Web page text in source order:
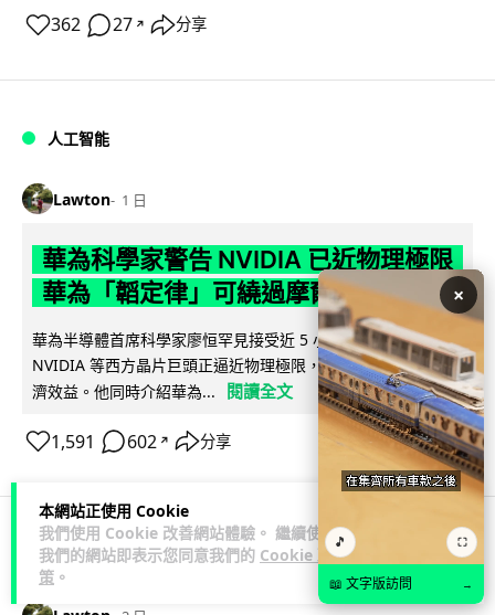
本網站正使用 Cookie
我們使用 Cookie 改善網站體驗。 繼續使用
我們的網站即表示您同意我們的 Cookie 政
策 。
362 27 ↗ 分享
人工智能
Lawton 1 日
華為科學家警告 NVIDIA 已近物理極限
華為「韜定律」可繞過摩爾定律瓶頸
華為半導體首席科學家廖恒罕見接受近 5 小時專訪，警告
NVIDIA 等西方晶片巨頭正逼近物理極限，傳統製程升級已失經
濟效益。他同時介紹華為...
閱讀全文
1,591 602 ↗ 分享
科技娛樂 生活娛樂 城中熱話
×
🎵 ⛶
📖 文字版訪問 →